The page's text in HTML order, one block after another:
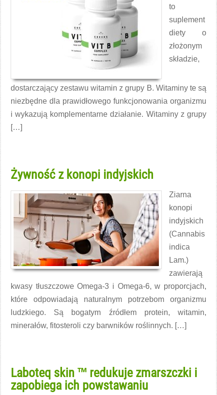
to
suplement
diety o
złożonym
składzie,
dostarczający zestawu witamin z grupy B. Witaminy te są
niezbędne dla prawidłowego funkcjonowania organizmu
i wykazują komplementarne działanie. Witaminy z grupy
[…]
Żywność z konopi indyjskich
Ziarna
konopi
indyjskich
(Cannabis
indica
Lam.)
zawierają
kwasy tłuszczowe Omega-3 i Omega-6, w proporcjach,
które odpowiadają naturalnym potrzebom organizmu
ludzkiego. Są bogatym źródłem protein, witamin,
minerałów, fitosteroli czy barwników roślinnych. […]
Laboteq skin ™ redukuje zmarszczki i
zapobiega ich powstawaniu